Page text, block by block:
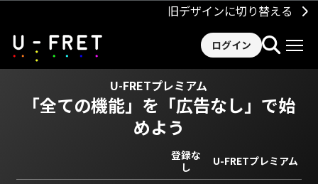
旧デザインに切り替える
ログイン
U-FRETプレミアム
「全ての機能」を 「広告なし」で始
めよう
登録な
し
U-FRETプレミアム